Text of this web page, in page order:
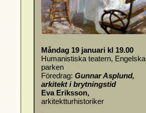
Måndag 19 januari kl 19.00
Humanistiska teatern, Engelska
parken
Föredrag: Gunnar Asplund,
arkitekt i brytningstid
Eva Eriksson,
arkitektturhistoriker